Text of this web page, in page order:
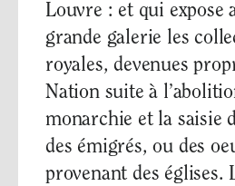
Louvre : et qui expose
grande galerie les
royales, devenues
Nation suite à
monarchie et la saisie
des émigrés, ou des
provenant des églises.